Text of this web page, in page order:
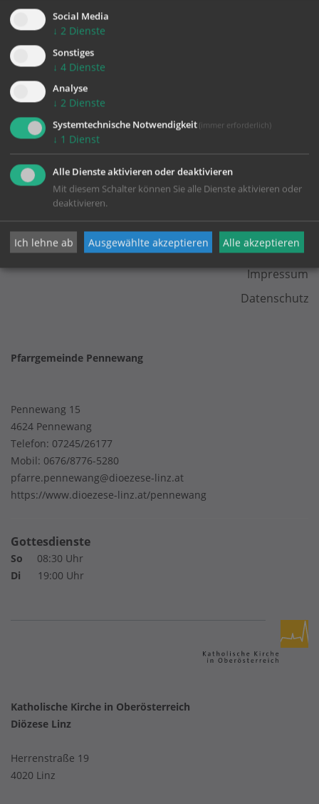
KONTAKT
Impressum
Datenschutz
Pfarrgemeinde Pennewang
Pennewang 15
4624 Pennewang
Telefon: 07245/26177
Mobil: 0676/8776-5280
pfarre.pennewang@dioezese-linz.at
https://www.dioezese-linz.at/pennewang
Gottesdienste
So 08:30 Uhr
Di 19:00 Uhr
Katholische Kirche in Oberösterreich
Diözese Linz
Herrenstraße 19
4020 Linz
Social Media
↓ 2 Dienste
Sonstiges
↓ 4 Dienste
Analyse
↓ 2 Dienste
Systemtechnische Notwendigkeit (immer erforderlich)
↓ 1 Dienst
Alle Dienste aktivieren oder deaktivieren
Mit diesem Schalter können Sie alle Dienste aktivieren oder
deaktivieren.
Ich lehne ab Ausgewählte akzeptieren Alle akzeptieren